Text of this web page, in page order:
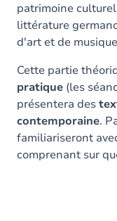
patrimoine
littérature
d'art et de
Cette partie
pratique (les
présentera des
contemporaine.
familiariseront
comprenant sur